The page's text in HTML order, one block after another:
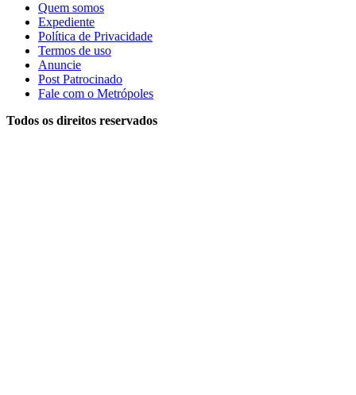
Quem somos
Expediente
Política de Privacidade
Termos de uso
Anuncie
Post Patrocinado
Fale com o Metrópoles
Todos os direitos reservados